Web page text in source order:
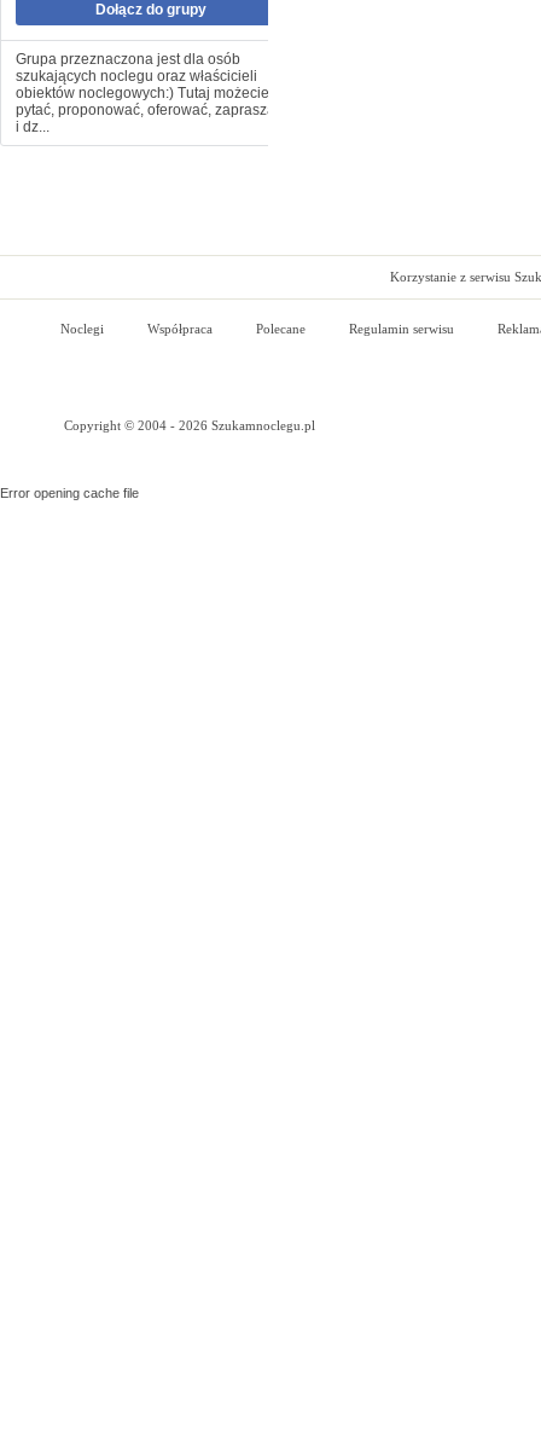
Dołącz do grupy
Grupa przeznaczona jest dla osób
szukających noclegu oraz właścicieli
obiektów noclegowych:) Tutaj możecie
pytać, proponować, oferować, zapraszać
i dz...
Korzystanie z serwisu
Noclegi Współpraca Polecane Regulamin serwisu
Copyright © 2004 - 2026 Szukamnoclegu.pl
Error opening cache file